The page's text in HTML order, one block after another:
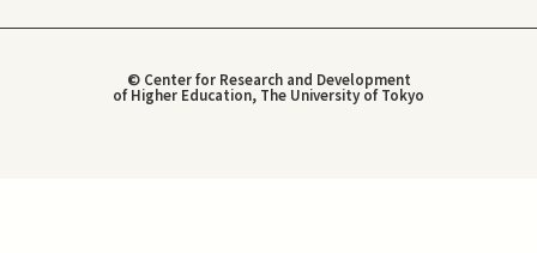
© Center for Research and Development
of Higher Education, The University of Tokyo